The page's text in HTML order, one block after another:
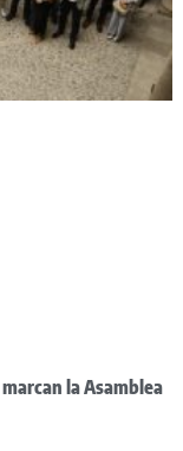
la Asamblea